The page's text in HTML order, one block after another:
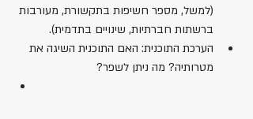
(למשל, מספר חשיפות בתקשורת, מעורבות
ברשתות חברתיות, שינויים בתדמית).
הערכת התוכנית: האם התוכנית השיגה את
מטרותיה? מה ניתן לשפר?